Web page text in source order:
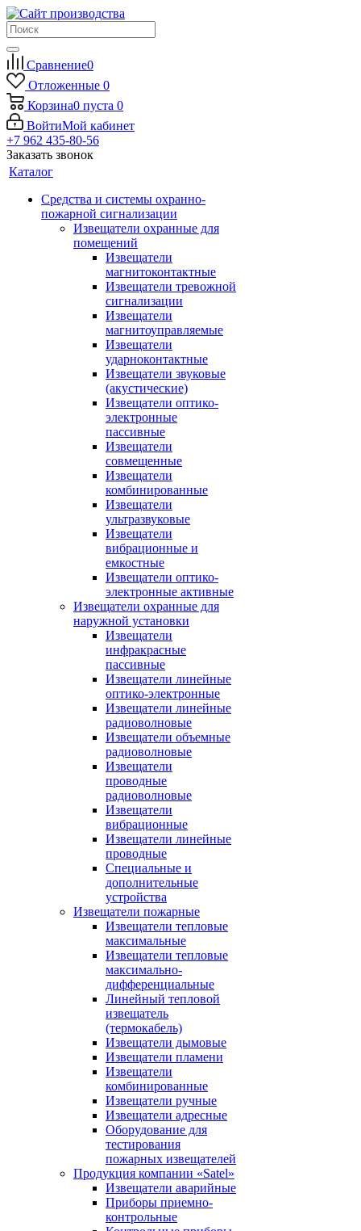
Сравнение0
Отложенные 0
Корзина0 пуста 0
ВойтиМой кабинет
+7 962 435-80-56
Заказать звонок
Каталог
Средства и системы охранно-
пожарной сигнализации
Извещатели охранные для
помещений
Извещатели
магнитоконтактные
Извещатели тревожной
сигнализации
Извещатели
магнитоуправляемые
Извещатели
ударноконтактные
Извещатели звуковые
(акустические)
Извещатели оптико-
электронные
пассивные
Извещатели
совмещенные
Извещатели
комбинированные
Извещатели
ультразвуковые
Извещатели
вибрационные и
емкостные
Извещатели оптико-
электронные активные
Извещатели охранные для
наружной установки
Извещатели
инфракрасные
пассивные
Извещатели линейные
оптико-электронные
Извещатели линейные
радиоволновые
Извещатели объемные
радиоволновые
Извещатели
проводные
радиоволновые
Извещатели
вибрационные
Извещатели линейные
проводные
Специальные и
дополнительные
устройства
Извещатели пожарные
Извещатели тепловые
максимальные
Извещатели тепловые
максимально-
дифференциальные
Линейный тепловой
извещатель
(термокабель)
Извещатели дымовые
Извещатели пламени
Извещатели
комбинированные
Извещатели ручные
Извещатели адресные
Оборудование для
тестирования
пожарных извещателей
Продукция компании «Satel»
Извещатели аварийные
Приборы приемно-
контрольные